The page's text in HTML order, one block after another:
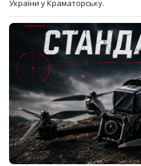
України у Краматорську.